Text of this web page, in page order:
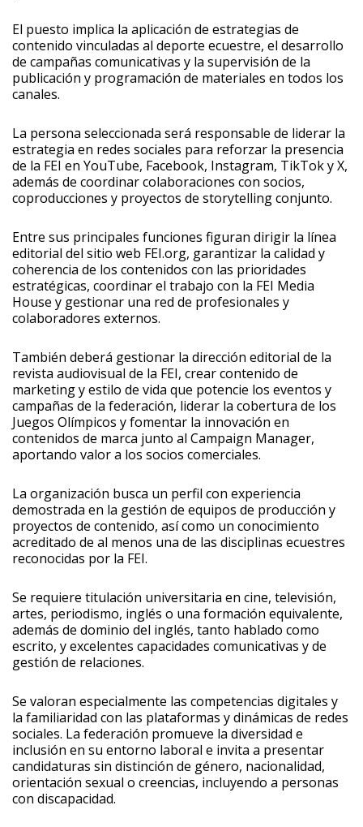
El puesto implica la aplicación de estrategias de
contenido vinculadas al deporte ecuestre, el desarrollo
de campañas comunicativas y la supervisión de la
publicación y programación de materiales en todos los
canales.
La persona seleccionada será responsable de liderar la
estrategia en redes sociales para reforzar la presencia
de la FEI en YouTube, Facebook, Instagram, TikTok y X,
además de coordinar colaboraciones con socios,
coproducciones y proyectos de storytelling conjunto.
Entre sus principales funciones figuran dirigir la línea
editorial del sitio web FEI.org, garantizar la calidad y
coherencia de los contenidos con las prioridades
estratégicas, coordinar el trabajo con la FEI Media
House y gestionar una red de profesionales y
colaboradores externos.
También deberá gestionar la dirección editorial de la
revista audiovisual de la FEI, crear contenido de
marketing y estilo de vida que potencie los eventos y
campañas de la federación, liderar la cobertura de los
Juegos Olímpicos y fomentar la innovación en
contenidos de marca junto al Campaign Manager,
aportando valor a los socios comerciales.
La organización busca un perfil con experiencia
demostrada en la gestión de equipos de producción y
proyectos de contenido, así como un conocimiento
acreditado de al menos una de las disciplinas ecuestres
reconocidas por la FEI.
Se requiere titulación universitaria en cine, televisión,
artes, periodismo, inglés o una formación equivalente,
además de dominio del inglés, tanto hablado como
escrito, y excelentes capacidades comunicativas y de
gestión de relaciones.
Se valoran especialmente las competencias digitales y
la familiaridad con las plataformas y dinámicas de redes
sociales. La federación promueve la diversidad e
inclusión en su entorno laboral e invita a presentar
candidaturas sin distinción de género, nacionalidad,
orientación sexual o creencias, incluyendo a personas
con discapacidad.